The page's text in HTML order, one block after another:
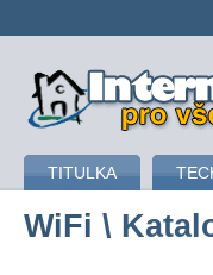
připojení k
TITULKA
WiFi \